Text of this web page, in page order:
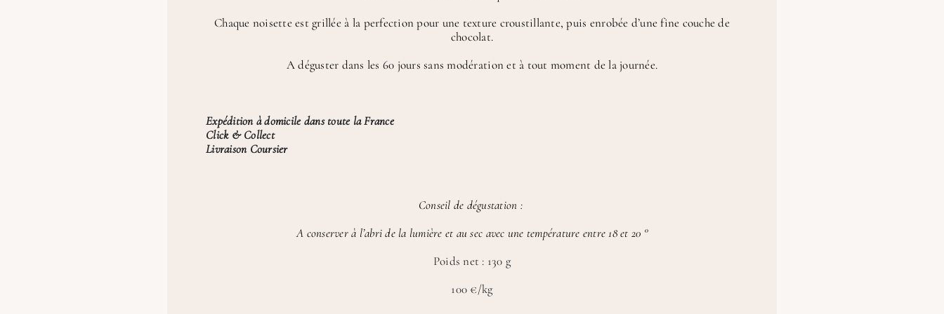
Chaque noisette est grillée à la perfection pour une texture croustillante, puis enrobée d’une fine couche de
chocolat.
A déguster dans les 60 jours sans modération et à tout moment de la journée.
Expédition à domicile dans toute la France
Click & Collect
Livraison Coursier
Conseil de dégustation :
A conserver à l’abri de la lumière et au sec avec une température entre 18 et 20 °
Poids net : 130 g
100 €/kg